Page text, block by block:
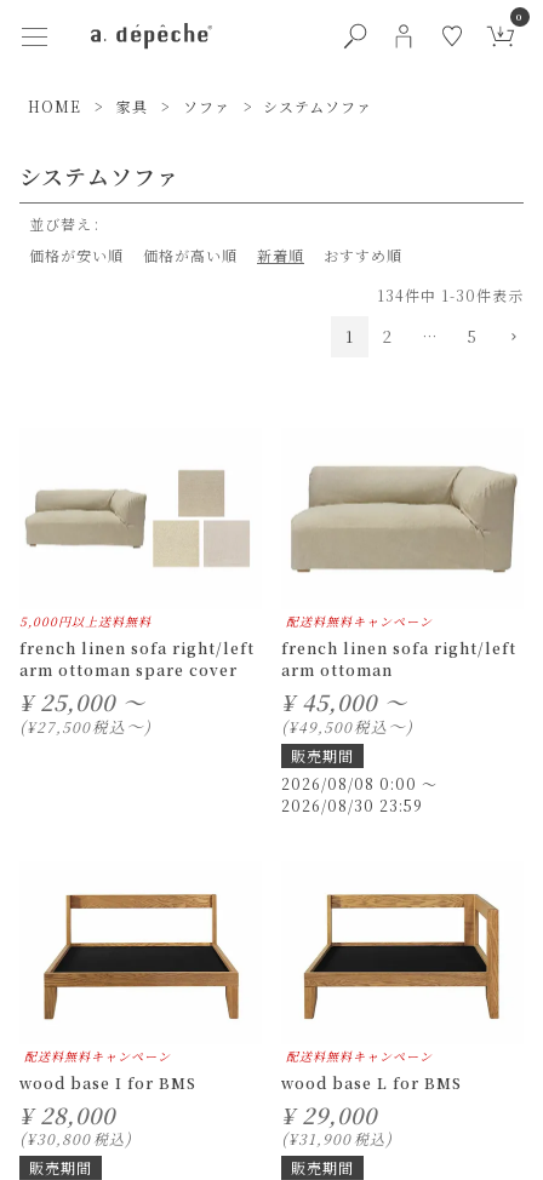
0
HOME 家具 ソファ システムソファ
システムソファ
並び替え
価格が安い順
価格が高い順 新着順
おすすめ順
134件中 1-30件表示
1 2 … 5
5,000円以上送料無料
french linen sofa right/left
arm ottoman spare cover
¥ 25,000 ～
¥27,500税込〜
配送料無料キャンペーン
french linen sofa right/left
arm ottoman
¥ 45,000 ～
¥49,500税込〜
販売期間
2026/08/08 0:00 〜
2026/08/30 23:59
配送料無料キャンペーン
wood base I for BMS
¥ 28,000
¥30,800税込
販売期間
配送料無料キャンペーン
wood base L for BMS
¥ 29,000
¥31,900税込
販売期間